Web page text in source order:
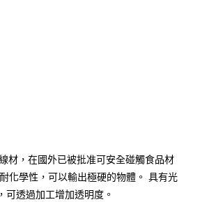
商品之後才付款」的支付方式。 讓您購物簡單
材，在國外已被批准可安全碰觸食品材
化學性，可以輸出極硬的物體。 具有光
可透過加工增加透明度。